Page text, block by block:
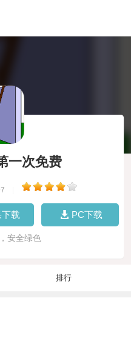
一次免费
载 PC下载
安全绿色
排行